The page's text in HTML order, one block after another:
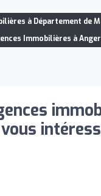
à Département de
Immobilières à